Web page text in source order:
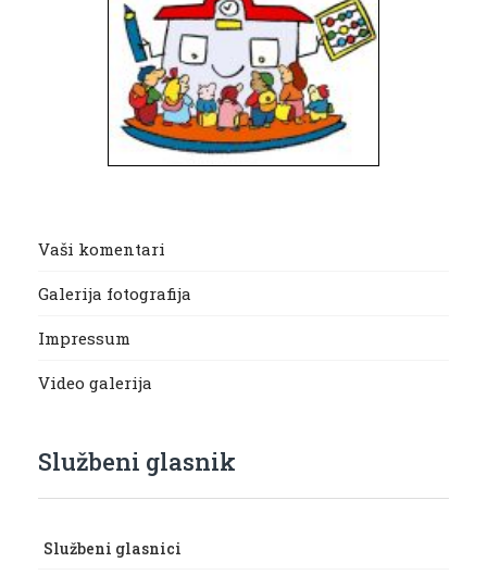
Vaši komentari
Galerija fotografija
Impressum
Video galerija
Službeni glasnik
Službeni glasnici